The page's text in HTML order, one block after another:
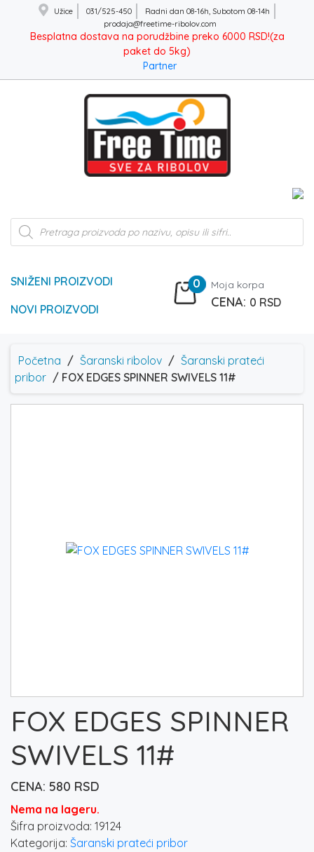
Užice 031/525-450
Radni dan 08-16h, Subotom 08-14h
prodaja@freetime-ribolov.com
Besplatna dostava na porudžbine preko 6000 RSD!(za
paket do 5kg)
Partner
Products
search
SNIŽENI PROIZVODI
NOVI PROIZVODI
0 Moja korpa
0 RSD
Početna / Šaranski ribolov / Šaranski prateći
pribor / FOX EDGES SPINNER SWIVELS 11#
FOX EDGES SPINNER
SWIVELS 11#
580 RSD
Nema na lageru.
Šifra proizvoda: 19124
Kategorija: Šaranski prateći pribor